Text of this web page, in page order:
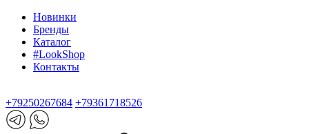
Новинки
Бренды
Каталог
#LookShop
Контакты
+79250267684 +79361718526